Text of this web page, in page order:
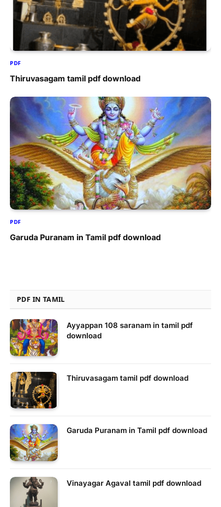
PDF
Thiruvasagam tamil pdf download
PDF
Garuda Puranam in Tamil pdf download
PDF IN TAMIL
Ayyappan 108 saranam in tamil pdf
download
Thiruvasagam tamil pdf download
Garuda Puranam in Tamil pdf download
Vinayagar Agaval tamil pdf download